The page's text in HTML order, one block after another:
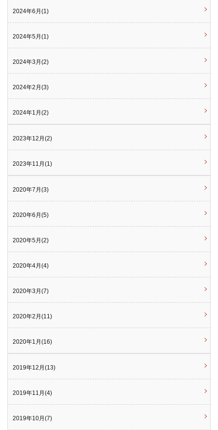
2024年6月(1)
2024年5月(1)
2024年3月(2)
2024年2月(3)
2024年1月(2)
2023年12月(2)
2023年11月(1)
2020年7月(3)
2020年6月(5)
2020年5月(2)
2020年4月(4)
2020年3月(7)
2020年2月(11)
2020年1月(16)
2019年12月(13)
2019年11月(4)
2019年10月(7)